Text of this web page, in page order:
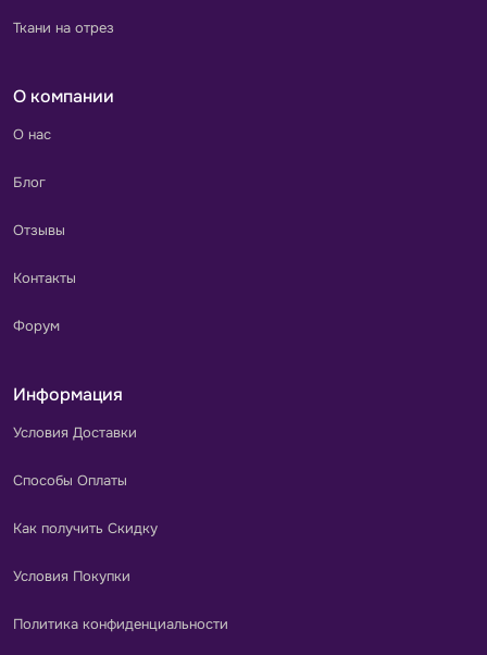
Ткани на отрез
О компании
О нас
Блог
Отзывы
Контакты
Форум
Информация
Условия Доставки
Способы Оплаты
Как получить Скидку
Условия Покупки
Политика конфиденциальности